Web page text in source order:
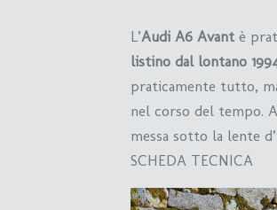
L’Audi A6 Avant è
listino dal lontano
praticamente tutto,
nel corso del tempo.
messa sotto la lente
SCHEDA TECNICA